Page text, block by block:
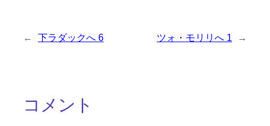
← 下ラダックへ 6 ツォ・モリリへ 1 →
コメント